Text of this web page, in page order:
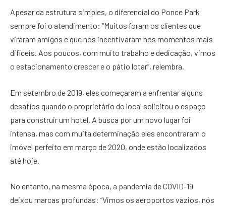
Apesar da estrutura simples, o diferencial do Ponce Park
sempre foi o atendimento: “Muitos foram os clientes que
viraram amigos e que nos incentivaram nos momentos mais
difíceis. Aos poucos, com muito trabalho e dedicação, vimos
o estacionamento crescer e o pátio lotar”, relembra.
Em setembro de 2019, eles começaram a enfrentar alguns
desafios quando o proprietário do local solicitou o espaço
para construir um hotel. A busca por um novo lugar foi
intensa, mas com muita determinação eles encontraram o
imóvel perfeito em março de 2020, onde estão localizados
até hoje.
No entanto, na mesma época, a pandemia de COVID-19
deixou marcas profundas: “Vimos os aeroportos vazios, nós